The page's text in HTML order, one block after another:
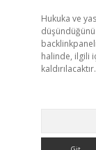
Hukuka ve
halinde, ilgili
kaldırılacaktır.